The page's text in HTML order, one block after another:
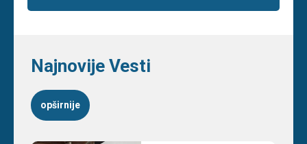
Najnovije Vesti
opširnije